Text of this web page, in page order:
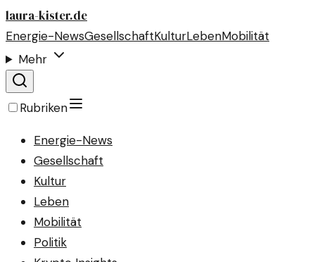
laura-kister.de
Energie-NewsGesellschaftKulturLebenMobilität
Mehr
Rubriken
Energie-News
Gesellschaft
Kultur
Leben
Mobilität
Politik